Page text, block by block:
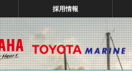
採用情報